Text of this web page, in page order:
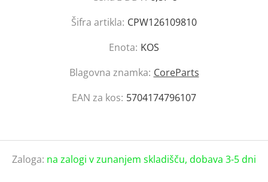
Šifra artikla: CPW126109810
Enota: KOS
Blagovna znamka: CoreParts
EAN za kos: 5704174796107
Zaloga: na zalogi v zunanjem skladišču, dobava 3-5 dni